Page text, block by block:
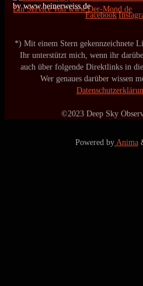
by www.heinerweiss.de
Ein Service von www.Der-Mond.de
Facebook
*) Mit einem Stern gekennzeichnete
Ihr unterstützt mich, wenn ihr
auch über folgende Direktlinks in
Wer genaues darüber wissen
©2023 Deep Sky
Powered byAnima